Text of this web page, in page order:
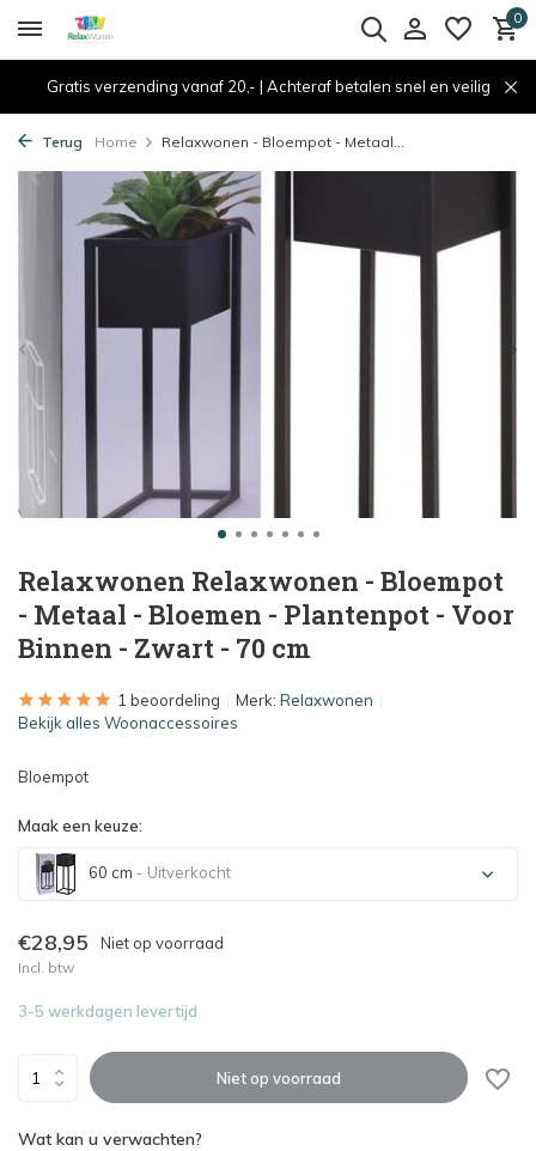
0
Gratis verzending vanaf 20,- | Achteraf betalen snel en veilig
Terug Home Relaxwonen - Bloempot - Metaal...
Relaxwonen Relaxwonen - Bloempot
- Metaal - Bloemen - Plantenpot - Voor
Binnen - Zwart - 70 cm
1 beoordeling Merk: Relaxwonen
Bekijk alles Woonaccessoires
Bloempot
Maak een keuze:
60 cm - Uitverkocht
€28,95 Niet op voorraad
Incl. btw
3-5 werkdagen levertijd
Niet op voorraad
Wat kan u verwachten?